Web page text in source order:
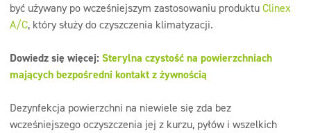
być używany po wcześniejszym zastosowaniu produktuClinex
A/C, który służy do czyszczenia klimatyzacji.
Dowiedz się więcej: Sterylna czystość na powierzchniach
mających bezpośredni kontakt z żywnością
Dezynfekcja powierzchni na niewiele się zda bez
wcześniejszego oczyszczenia jej z kurzu, pyłów i wszelkich